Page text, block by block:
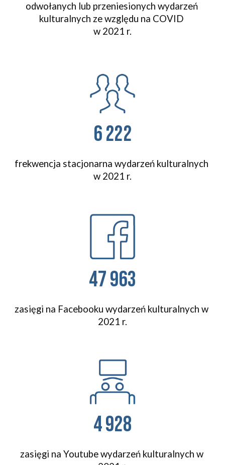
odwołanych lub przeniesionych wydarzeń
kulturalnych ze względu na COVID
w 2021 r.
6 222
frekwencja stacjonarna wydarzeń kulturalnych
w 2021 r.
47 963
zasięgi na Facebooku wydarzeń kulturalnych w
2021 r.
4 928
zasięgi na Youtube wydarzeń kulturalnych w